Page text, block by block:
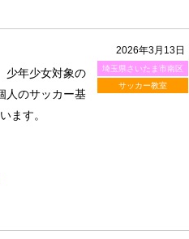
2026年3月13日
埼玉県さいたま市南区
サッカー教室
少年少女対象の
人のサッカー基
ます。